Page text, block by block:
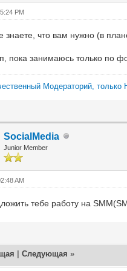
PM
знаете, что вам нужно (в
пока занимаюсь только по
Модераторий, только
SocialMedia
Junior Member
AM
тебе работу на
|Следующая»